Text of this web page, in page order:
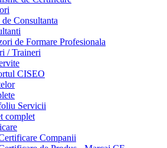
Consultanta
de Formare Profesionala
/ Traineri
CISEO
Servicii
complet
Companii